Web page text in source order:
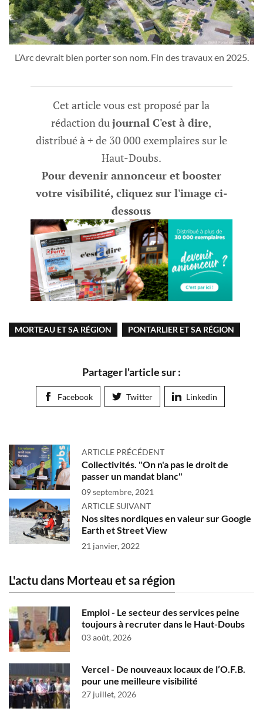
L’Arc devrait bien porter son nom. Fin des travaux en 2025.
Cet article vous est proposé par la
rédaction dujournal C'est à dire,
distribué à + de 30 000 exemplaires sur le
Haut-Doubs.
Pour devenir annonceur et booster
votre visibilité, cliquez sur l'image ci-
dessous
MORTEAU ET SA RÉGION PONTARLIER ET SA RÉGION
Partager l'article sur :
Facebook Twitter Linkedin
ARTICLE PRÉCÉDENT
Collectivités. "On n'a pas le droit de
passer un mandat blanc"
09 septembre, 2021
ARTICLE SUIVANT
Nos sites nordiques en valeur sur Google
Earth et Street View
21 janvier, 2022
L'actu dans Morteau et sa région
Emploi - Le secteur des services peine
toujours à recruter dans le Haut-Doubs
03 août, 2026
Vercel - De nouveaux locaux de l’O.F.B.
pour une meilleure visibilité
27 juillet, 2026